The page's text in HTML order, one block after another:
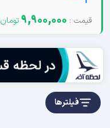
9,900,000
فیلترها